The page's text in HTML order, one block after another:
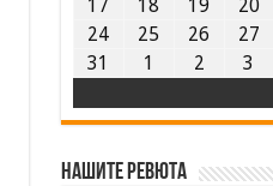
17
18 19 20
24
25 26 27
31
1 2 3
Нашите ревюта